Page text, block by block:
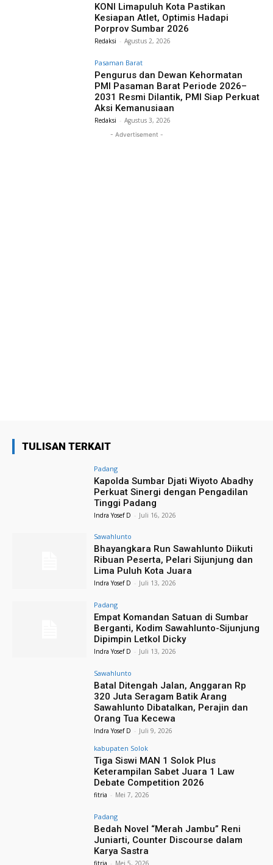
KONI Limapuluh Kota Pastikan
Kesiapan Atlet, Optimis Hadapi
Porprov Sumbar 2026
Redaksi - Agustus 2, 2026
Pasaman Barat
Pengurus dan Dewan Kehormatan
PMI Pasaman Barat Periode 2026–
2031 Resmi Dilantik, PMI Siap Perkuat
Aksi Kemanusiaan
Redaksi - Agustus 3, 2026
- Advertisement -
TULISAN TERKAIT
Padang
Kapolda Sumbar Djati Wiyoto Abadhy
Perkuat Sinergi dengan Pengadilan
Tinggi Padang
Indra Yosef D - Juli 16, 2026
Sawahlunto
Bhayangkara Run Sawahlunto Diikuti
Ribuan Peserta, Pelari Sijunjung dan
Lima Puluh Kota Juara
Indra Yosef D - Juli 13, 2026
Padang
Empat Komandan Satuan di Sumbar
Berganti, Kodim Sawahlunto-Sijunjung
Dipimpin Letkol Dicky
Indra Yosef D - Juli 13, 2026
Sawahlunto
Batal Ditengah Jalan, Anggaran Rp
320 Juta Seragam Batik Arang
Sawahlunto Dibatalkan, Perajin dan
Orang Tua Kecewa
Indra Yosef D - Juli 9, 2026
kabupaten Solok
Tiga Siswi MAN 1 Solok Plus
Keterampilan Sabet Juara 1 Law
Debate Competition 2026
fitria - Mei 7, 2026
Padang
Bedah Novel “Merah Jambu” Reni
Juniarti, Counter Discourse dalam
Karya Sastra
fitria - Mei 5, 2026